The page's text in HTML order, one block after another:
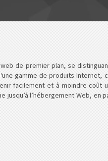
de premier plan, se
gamme de produits Internet,
facilement et à moindre coût
l’hébergement Web, en